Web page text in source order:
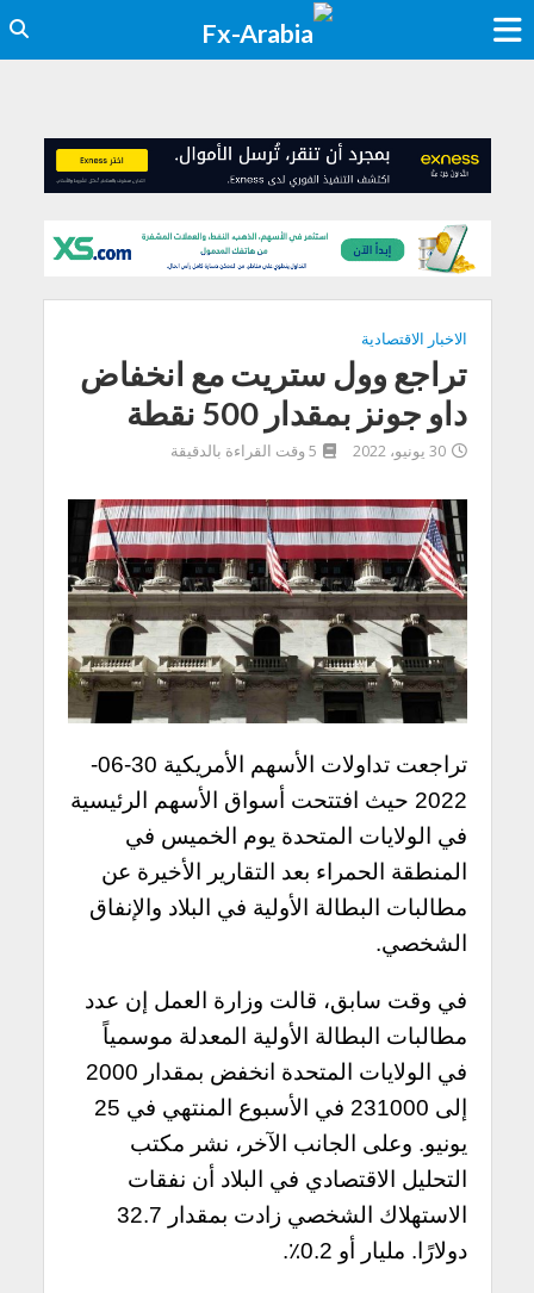
الاخبار الاقتصادية
تراجع وول ستريت مع انخفاض
داو جونز بمقدار 500 نقطة
30 يونيو، 2022 5 وقت القراءة بالدقيقة
تراجعت تداولات الأسهم الأمريكية 30-06-
2022 حيث افتتحت أسواق الأسهم الرئيسية
في الولايات المتحدة يوم الخميس في
المنطقة الحمراء بعد التقارير الأخيرة عن
مطالبات البطالة الأولية في البلاد والإنفاق
الشخصي.
في وقت سابق، قالت وزارة العمل إن عدد
مطالبات البطالة الأولية المعدلة موسمياً
في الولايات المتحدة انخفض بمقدار 2000
إلى 231000 في الأسبوع المنتهي في 25
يونيو. وعلى الجانب الآخر، نشر مكتب
التحليل الاقتصادي في البلاد أن نفقات
الاستهلاك الشخصي زادت بمقدار 32.7
دولارًا. مليار أو 0.2٪.